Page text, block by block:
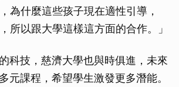
為什麼這些孩子現在適性引導，
所以跟大學這樣這方面的合作。」
科技，慈濟大學也與時俱進，未來
元課程，希望學生激發更多潛能。